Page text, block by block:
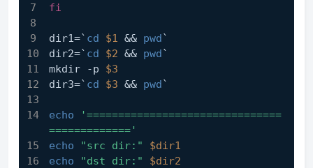
fi
dir1=` cd $1 && pwd`
dir2=` cd $2 && pwd`
mkdir -p $3
dir3=` cd $3 && pwd`
echo
'===============================
============='
echo
"src dir:"
$dir1
echo
"dst dir:"
$dir2